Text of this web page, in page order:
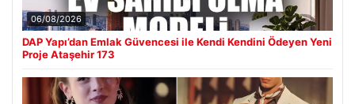
06/08/2026
DAP Yapı’dan Emlak Güvencesi ile Kendi Kendini Ödeyen Yeni
Proje Ataşehir 173